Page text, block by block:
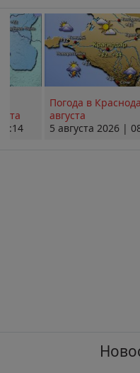
Погода в
августа
5 августа 2026 |